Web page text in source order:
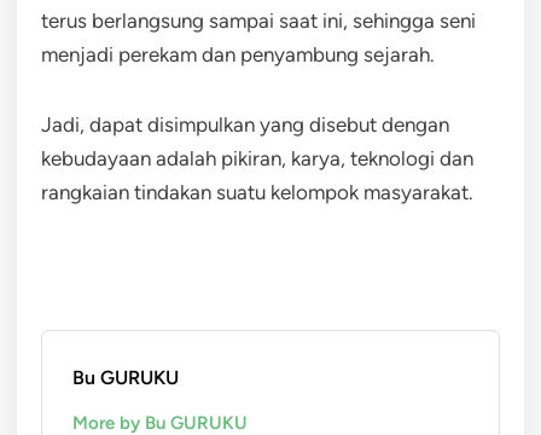
terus berlangsung sampai saat ini, sehingga seni
menjadi perekam dan penyambung sejarah.
Jadi, dapat disimpulkan yang disebut dengan
kebudayaan adalah pikiran, karya, teknologi dan
rangkaian tindakan suatu kelompok masyarakat.
Bu GURUKU
More by Bu GURUKU